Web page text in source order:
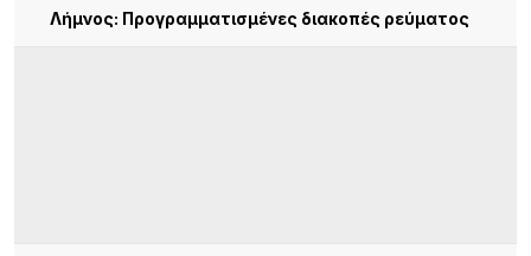
Λήμνος: Προγραμματισμένες διακοπές ρεύματος